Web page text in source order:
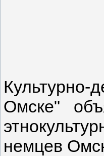
Омске"
немцев